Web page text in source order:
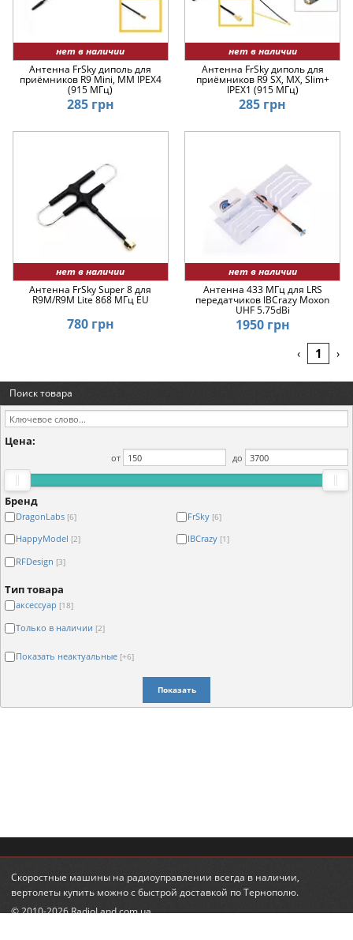
нет в наличии
Антенна FrSky диполь для
приёмников R9 Mini, MM IPEX4
(915 МГц)
285 грн
нет в наличии
Антенна FrSky диполь для
приёмников R9 SX, MX, Slim+
IPEX1 (915 МГц)
285 грн
нет в наличии
Антенна FrSky Super 8 для
R9M/R9M Lite 868 МГц EU
780 грн
нет в наличии
Антенна 433 МГц для LRS
передатчиков IBCrazy Moxon
UHF 5.75dBi
1950 грн
‹ 1 ›
Поиск товара
Цена:
от до
Бренд
DragonLabs [6] FrSky [6]
HappyModel [2] IBCrazy [1]
RFDesign [3]
Тип товара
аксессуар [18]
Только в наличии [2]
Показать неактуальные [+6]
Показать
Скоростные машины на радиоуправлении всегда в наличии,
вертолеты купитьможно с быстрой доставкой по Тернополю.
© 2010-2026 RadioLand.com.ua